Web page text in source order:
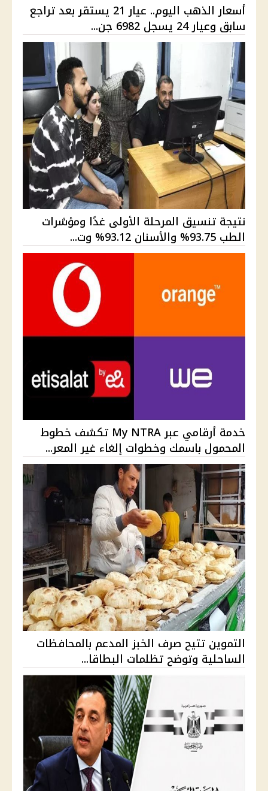
أسعار الذهب اليوم.. عيار 21 يستقر بعد تراجع
سابق وعيار 24 يسجل 6982 جن...
نتيجة تنسيق المرحلة الأولى غدًا ومؤشرات
الطب 93.75% والأسنان 93.12% وت...
خدمة أرقامي عبر My NTRA تكشف خطوط
المحمول باسمك وخطوات إلغاء غير المعر...
التموين تتيح صرف الخبز المدعم بالمحافظات
الساحلية وتوضح تظلمات البطاقا...